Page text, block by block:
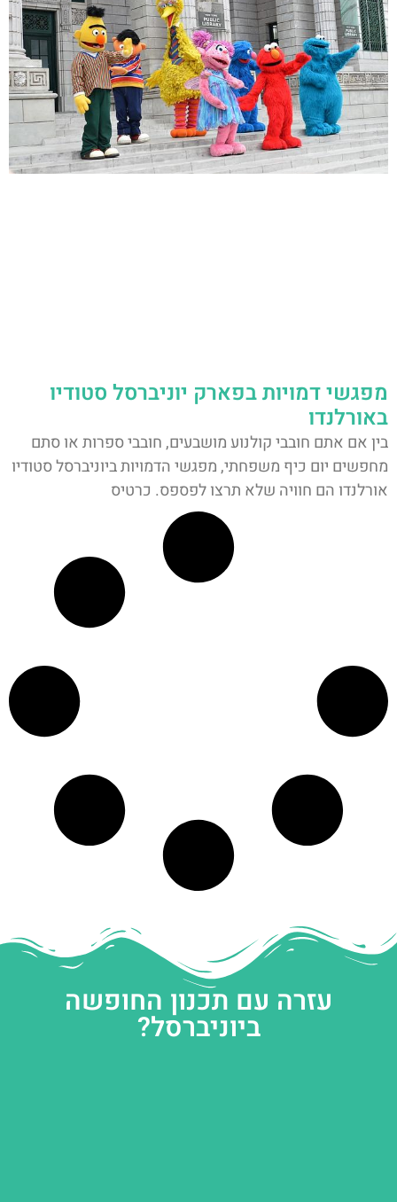
מפגשי דמויות בפארק יוניברסל סטודיו
באורלנדו
בין אם אתם חובבי קולנוע מושבעים, חובבי ספרות או סתם
מחפשים יום כיף משפחתי, מפגשי הדמויות ביוניברסל סטודיו
אורלנדו הם חוויה שלא תרצו לפספס. כרטיס
עזרה עם תכנון החופשה
ביוניברסל?